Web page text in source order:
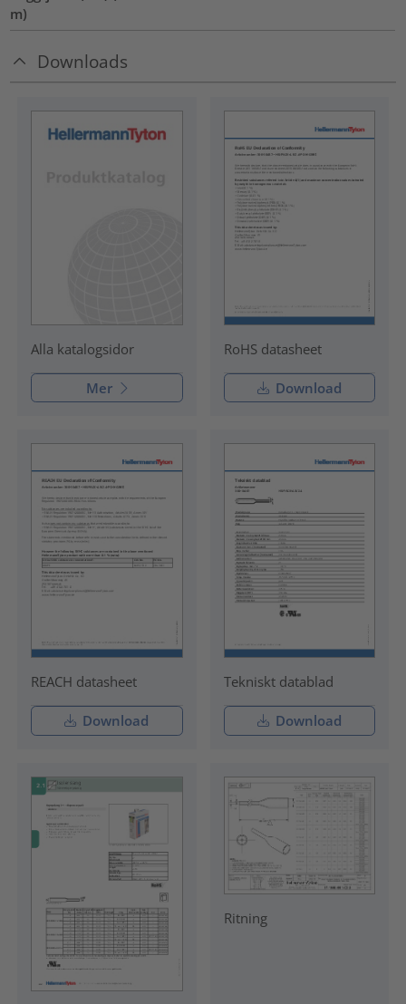
m)
Downloads
Alla katalogsidor
Mer
RoHS datasheet
Download
REACH datasheet
Download
Tekniskt datablad
Download
Ritning